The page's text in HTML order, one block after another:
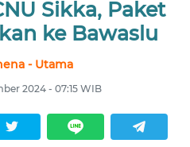
Sikka, Paket
ke Bawaslu
- Utama
2024 - 07:15 WIB